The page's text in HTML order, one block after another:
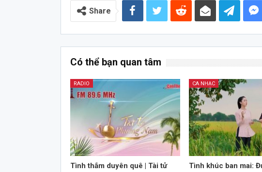
Share
Có thể bạn quan tâm
RADIO
Tình thắm duyên quê | Tài tử
CA NHẠC
Tình khúc ban mai: